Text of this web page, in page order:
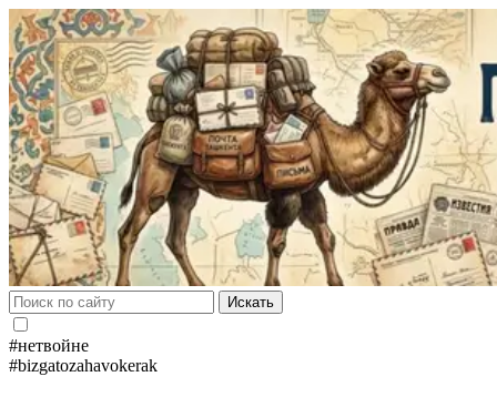
Искать
#нетвойне
#bizgatozahavokerak